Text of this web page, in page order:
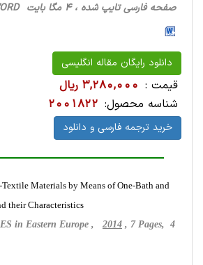
صفحه فارسی تایپ شده ، 4 مگا بایت WORD
دانلود رایگان مقاله انگلیسی
قیمت : 3,280,000 ریال
شناسه محصول: 2001822
خرید ترجمه فارسی و دانلود
Materials by Means of One-Bath and
their Characteristics
in Eastern Europe , 2014 , 7 Pages, 4